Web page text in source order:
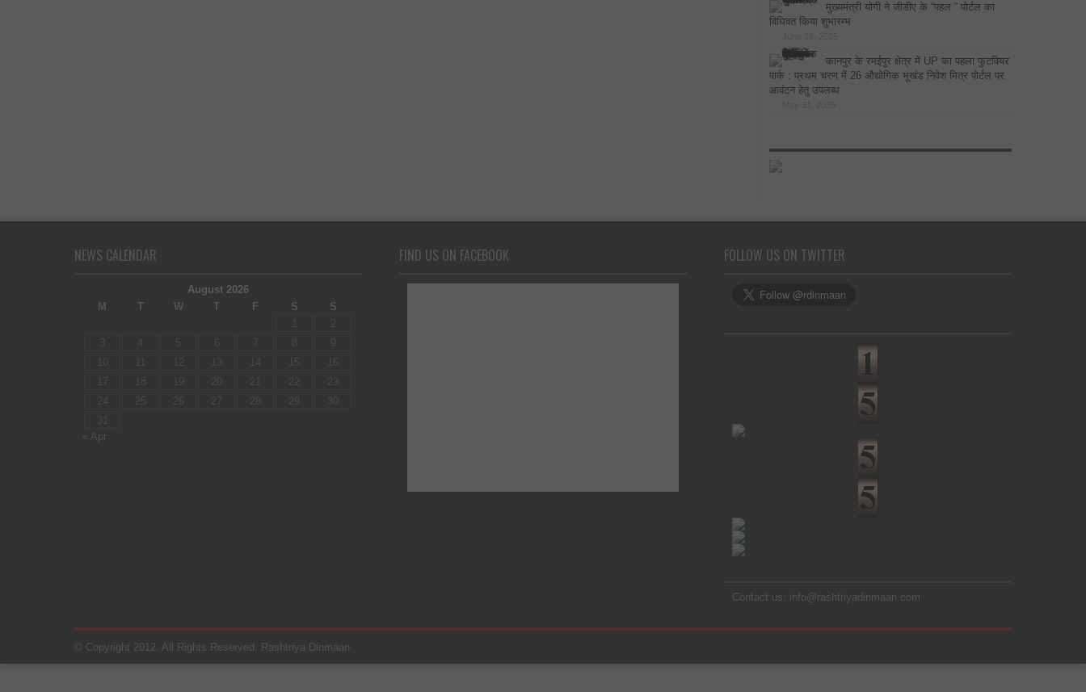
मुख्यमंत्री योगी ने जीडीए के “पहल ” पोर्टल का
विधिवत किया शुभारम्भ
कानपुर के रमईपुर क्षेत्र में UP का पहला फुटवियर
पार्क : प्रथम चरण में 26 औद्योगिक भूखंड निवेश मित्र पोर्टल पर
आवंटन हेतु उपलब्ध
NEWS CALENDAR
August 2026
M
T W T F S
S
1
2
3
5 7 8
10
11 12 13 14 15
16
17
18 19 20 21 22
23
24
25 26 27 28 29
30
31
« Apr
FIND US ON FACEBOOK FOLLOW US ON TWITTER
Contact us: info@rashtriyadinmaan.com
© Copyright 2012. All Rights Reserved. Rashtriya Dinmaan